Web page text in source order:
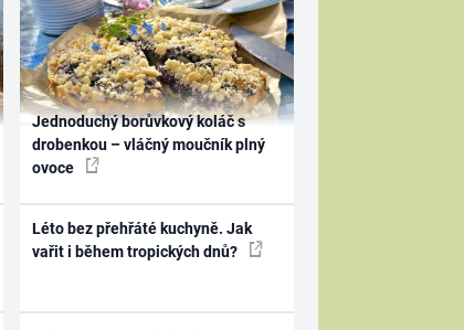
Jednoduchý borůvkový koláč s
drobenkou – vláčný moučník plný
ovoce
Léto bez přehřáté kuchyně. Jak
vařit i během tropických dnů?